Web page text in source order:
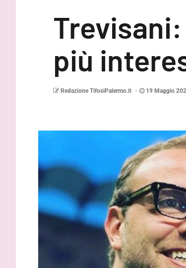
più
Redazione TifosiPalermo.it 19 Maggio